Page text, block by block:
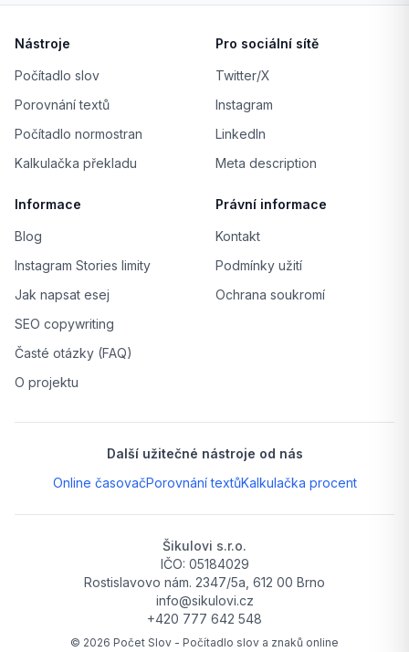
Nástroje
Počítadlo slov
Porovnání textů
Počítadlo normostran
Kalkulačka překladu
Pro sociální sítě
Twitter/X
Instagram
LinkedIn
Meta description
Informace
Blog
Instagram Stories limity
Jak napsat esej
SEO copywriting
Časté otázky (FAQ)
O projektu
Právní informace
Kontakt
Podmínky užití
Ochrana soukromí
Další užitečné nástroje od nás
Online časovačPorovnání textůKalkulačka procent
Šikulovi s.r.o.
IČO: 05184029
Rostislavovo nám. 2347/5a, 612 00 Brno
info@sikulovi.cz
+420 777 642 548
© 2026 Počet Slov - Počítadlo slov a znaků online